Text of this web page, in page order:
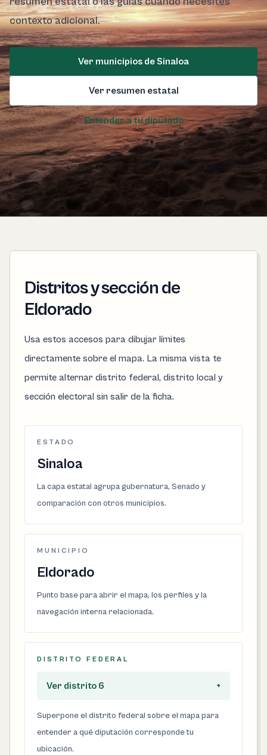
contexto adicional.
Ver municipios de Sinaloa
Ver resumen estatal
Entender a tu diputado
Foto de Sinaloa:Fernando Landeros / Pexels
Distritos y sección de
Eldorado
Usa estos accesos para dibujar límites
directamente sobre el mapa. La misma vista te
permite alternar distrito federal, distrito local y
sección electoral sin salir de la ficha.
ESTADO
Sinaloa
La capa estatal agrupa gubernatura, Senado y
comparación con otros municipios.
MUNICIPIO
Eldorado
Punto base para abrir el mapa, los perfiles y la
navegación interna relacionada.
DISTRITO FEDERAL
Ver distrito 6 +
Superpone el distrito federal sobre el mapa para
entender a qué diputación corresponde tu
ubicación.